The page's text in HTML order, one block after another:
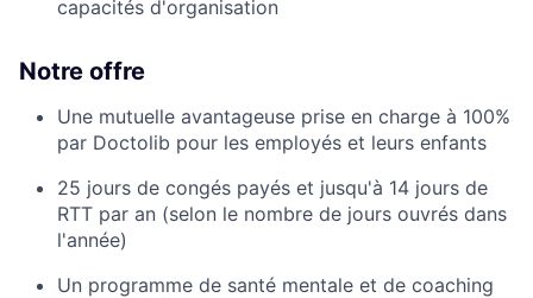
capacités d'organisation
Notre offre
Une mutuelle avantageuse prise en charge à 100%
par Doctolib pour les employés et leurs enfants
25 jours de congés payés et jusqu'à 14 jours de
RTT par an (selon le nombre de jours ouvrés dans
l'année)
Un programme de santé mentale et de coaching